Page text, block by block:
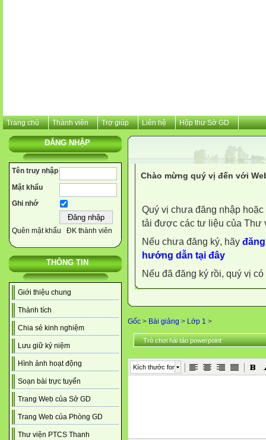
Trang chủ Thành viên Trợ giúp Liên hệ Hộp thư Sở GD
ĐĂNG NHẬP
Tên truy nhập
Mật khẩu
Ghi nhớ
Quên mật khẩu ĐK thành viên
THÔNG TIN
Giới thiệu chung
Thành tích
Chia sẻ kinh nghiệm
Lưu giữ kỷ niệm
Hình ảnh hoạt động
Soạn bài trực tuyến
Trang Web của Sở GD
Trang Web của Phòng GD
Thư viện PTCS Thanh
Chào mừng quý vị đến với
Quý vị chưa đăng nhập
tải được các tư liệu của Thư
Nếu chưa đăng ký, hãy
hướng dẫn tại đây
Nếu đã đăng ký rồi, quý vị
Gốc > Bài giảng > Lớp 1 >
Trò chơi hái táo powerpoint
Kích thước font